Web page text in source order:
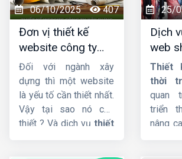
viết này củaCông ty
HIG.
ấn
trải
sẽ là
chắc
của
tiềm
bứt
khẳng
thị
06/10/2025 407
Đơn vị thiết kế
website công ty
xây dựng chuyên
nghiệp, chuẩn SEO
Đối với ngành xây
dựng thì một website
là yếu tố cần thiết nhất.
Vậy tại sao nó cần
thiết ? Và dịch vụ thiết
25/
Dịch
web
trang
tượng,
Thiết
thời
quan
triển
nâng